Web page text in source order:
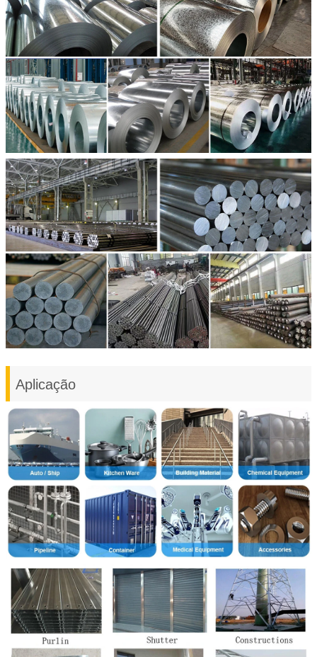
Aplicação